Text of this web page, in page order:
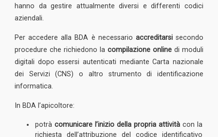
hanno da gestire attualmente diversi e differenti codici
aziendali.
Per accedere alla BDA è necessario accreditarsisecondo
procedure che richiedono la compilazione online di moduli
digitali dopo essersi autenticati mediante Carta nazionale
dei Servizi (CNS) o altro strumento di identificazione
informatica.
In BDA l’apicoltore:
potrà comunicare l’inizio della propria attività con la
richiesta dell’attribuzione del codice identificativo